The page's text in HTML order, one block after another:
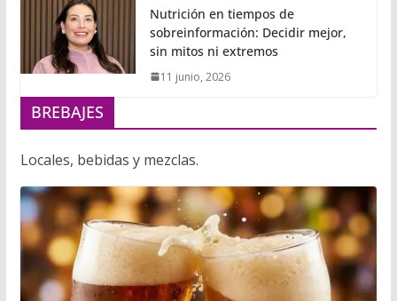
Nutrición en tiempos de
sobreinformación: Decidir mejor,
sin mitos ni extremos
11 junio, 2026
BREBAJES
Locales, bebidas y mezclas.